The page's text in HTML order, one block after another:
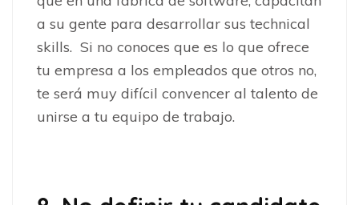
a su gente para desarrollar sus technical
skills. Si no conoces que es lo que ofrece
tu empresa a los empleados que otros no,
te será muy difícil convencer al talento de
unirse a tu equipo de trabajo.